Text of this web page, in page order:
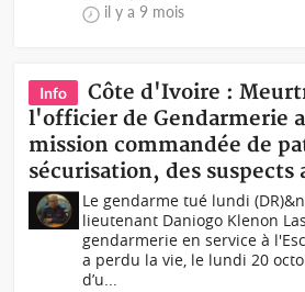
il y a 9 mois
Info
Côte d'Ivoire :
l'officier de Gendarmerie
mission commandée de
sécurisation, des suspects
Le gendarme tué lundi
lieutenant Daniogo Klenon
gendarmerie en service à
a perdu la vie, le lundi 20
d’u...